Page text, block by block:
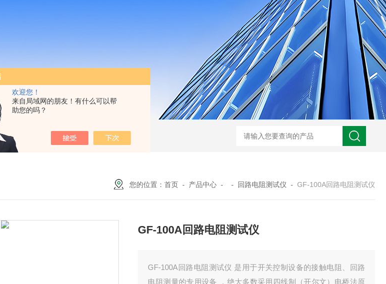
欢迎您！
来自局域网的朋友！有什么可以帮
助您的吗？
5000V数字高压兆欧表 CS2077型CS2077高压兆欧表校验仪 GM-5KV-20KV型可调高压兆欧表GM-5KV-20KV nl3203型
您的位置： 首页 - 产品中心 - - 回路电阻测试仪 - GF-100A回路电阻测试仪
GF-100A回路电阻测试仪
GF-100A回路电阻测试仪 是用于开关控制设备的接触电阻、回路
电阻测量的专用设备 ，绝大多数采用四线制（开尔文）电桥法原